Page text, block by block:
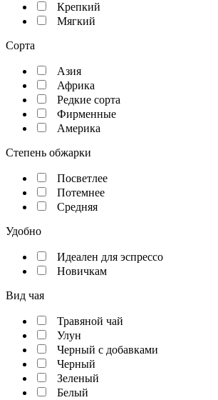
Крепкий
Мягкий
Сорта
Азия
Африка
Редкие сорта
Фирменные
Америка
Степень обжарки
Посветлее
Потемнее
Средняя
Удобно
Идеален для эспрессо
Новичкам
Вид чая
Травяной чай
Улун
Черный с добавками
Черный
Зеленый
Белый